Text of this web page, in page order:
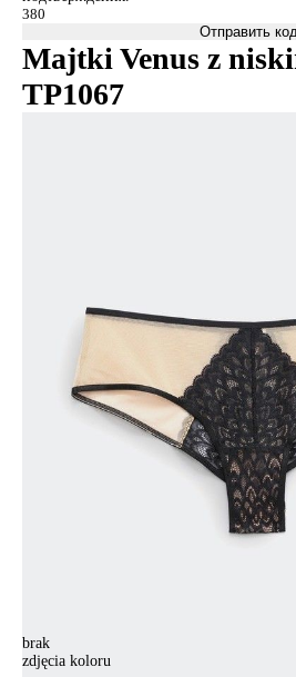
Отправить
Majtki Venus z
TP1067
brak
zdjęcia koloru